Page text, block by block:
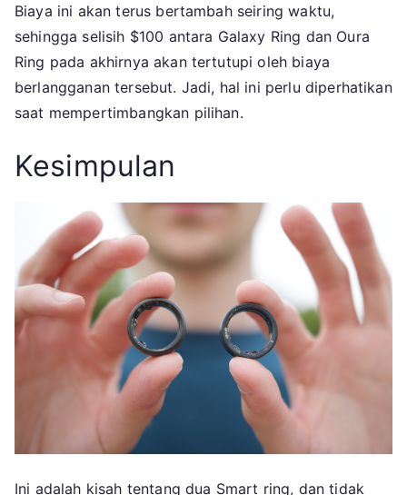
Biaya ini akan terus bertambah seiring waktu,
sehingga selisih $100 antara Galaxy Ring dan Oura
Ring pada akhirnya akan tertutupi oleh biaya
berlangganan tersebut. Jadi, hal ini perlu diperhatikan
saat mempertimbangkan pilihan.
Kesimpulan
Ini adalah kisah tentang dua Smart ring, dan tidak